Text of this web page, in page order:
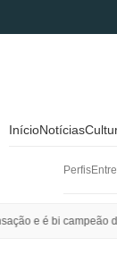
InícioNotícias
Perfis
League da Ásia